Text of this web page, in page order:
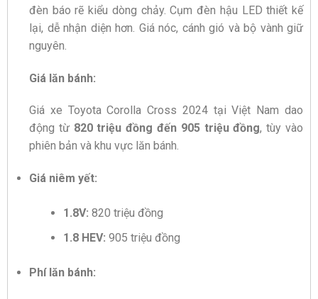
đèn báo rẽ kiểu dòng chảy. Cụm đèn hậu LED thiết kế
lại, dễ nhận diện hơn. Giá nóc, cánh gió và bộ vành giữ
nguyên.
Giá lăn bánh:
Giá xe Toyota Corolla Cross 2024 tại Việt Nam dao
động từ 820 triệu đồng đến 905 triệu đồng, tùy vào
phiên bản và khu vực lăn bánh.
Giá niêm yết:
1.8V: 820 triệu đồng
1.8 HEV: 905 triệu đồng
Phí lăn bánh: